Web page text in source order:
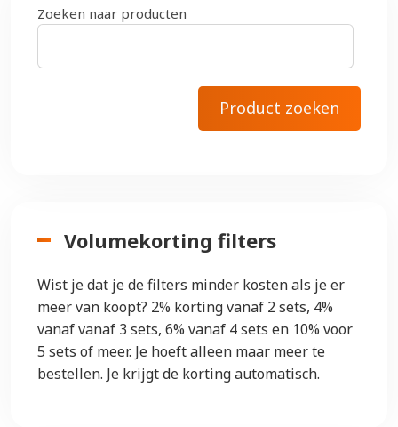
Zoeken naar producten
Volumekorting filters
Wist je dat je de filters minder kosten als je er
meer van koopt? 2% korting vanaf 2 sets, 4%
vanaf vanaf 3 sets, 6% vanaf 4 sets en 10% voor
5 sets of meer. Je hoeft alleen maar meer te
bestellen. Je krijgt de korting automatisch.